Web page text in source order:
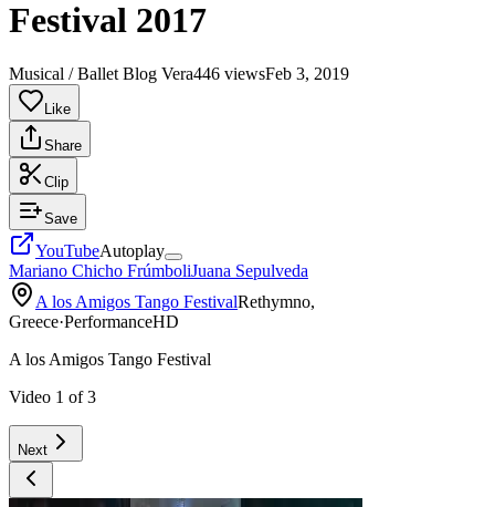
Festival 2017
Musical / Ballet Blog Vera446 viewsFeb 3, 2019
Like
Share
Clip
Save
YouTubeAutoplay
Mariano Chicho FrúmboliJuana Sepulveda
A los Amigos Tango FestivalRethymno,
Greece·PerformanceHD
A los Amigos Tango Festival
Video 1 of 3
Next